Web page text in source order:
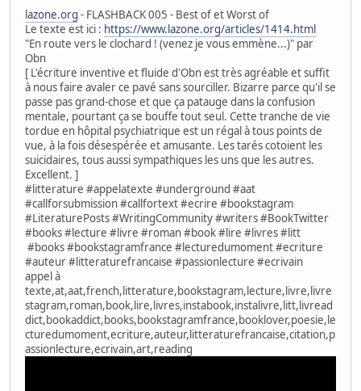
lazone.org - FLASHBACK 005 - Best of et Worst of
Le texte est ici : https://www.lazone.org/articles/1414.html
"En route vers le clochard ! (venez je vous emmène...)" par
Obn
[ L'écriture inventive et fluide d'Obn est très agréable et suffit
à nous faire avaler ce pavé sans sourciller. Bizarre parce qu'il se
passe pas grand-chose et que ça patauge dans la confusion
mentale, pourtant ça se bouffe tout seul. Cette tranche de vie
tordue en hôpital psychiatrique est un régal à tous points de
vue, à la fois désespérée et amusante. Les tarés cotoient les
suicidaires, tous aussi sympathiques les uns que les autres.
Excellent. ]
#litterature #appelatexte #underground #aat
#callforsubmission #callfortext #ecrire #bookstagram
#LiteraturePosts #WritingCommunity #writers #BookTwitter
#books #lecture #livre #roman #book #lire #livres #litt
#books #bookstagramfrance #lecturedumoment #ecriture
#auteur #litteraturefrancaise #passionlecture #ecrivain
appel à
texte,at,aat,french,litterature,bookstagram,lecture,livre,livre
stagram,roman,book,lire,livres,instabook,instalivre,litt,livread
dict,bookaddict,books,bookstagramfrance,booklover,poesie,le
cturedumoment,ecriture,auteur,litteraturefrancaise,citation,p
assionlecture,ecrivain,art,reading